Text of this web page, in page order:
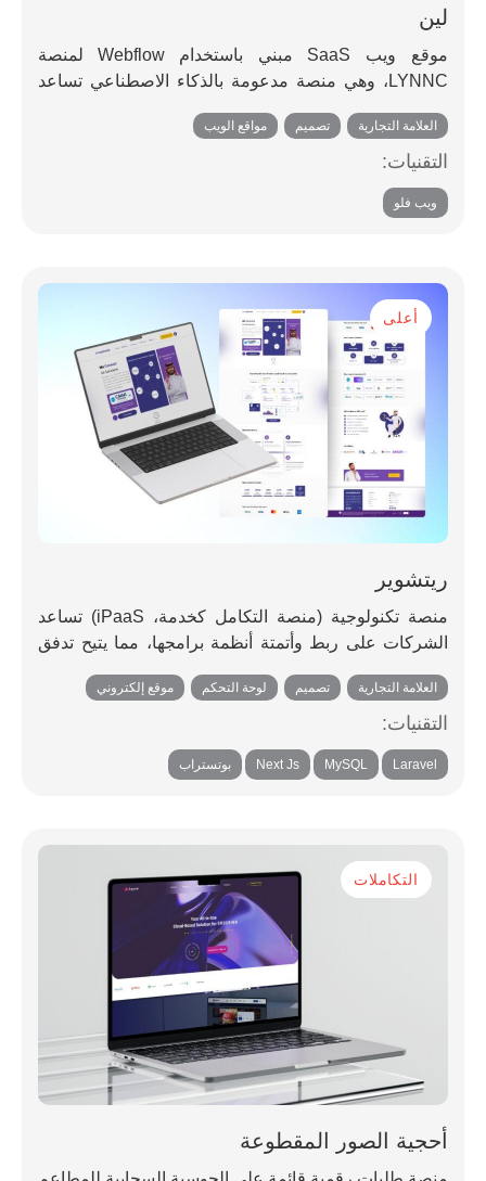
لين
موقع ويب SaaS مبني باستخدام Webflow لمنصة
LYNNC، وهي منصة مدعومة بالذكاء الاصطناعي تساعد
باستخدام أدوات مثل تتبع إدارة الطلبات الديناميكية.
العلامة التجارية تصميم مواقع الويب
التقنيات:
ويب فلو
أعلى
ريتشوير
منصة تكنولوجية (منصة التكامل كخدمة، iPaaS) تساعد
الشركات على ربط وأتمتة أنظمة برامجها، مما يتيح تدفق
العلامة التجارية تصميم لوحة التحكم موقع إلكتروني
التقنيات:
Laravel
MySQL
Next Js بوتستراب
التكاملات
أحجية الصور المقطوعة